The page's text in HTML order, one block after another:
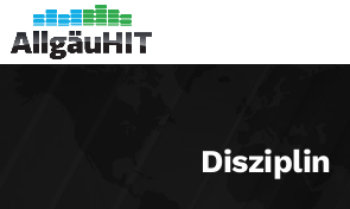
Disziplin